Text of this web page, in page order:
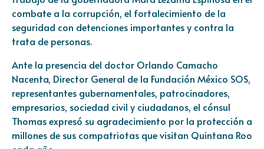
combate a la corrupción, el fortalecimiento de la
seguridad con detenciones importantes y contra la
trata de personas.
Ante la presencia del doctor Orlando Camacho
Nacenta, Director General de la Fundación México SOS,
representantes gubernamentales, patrocinadores,
empresarios, sociedad civil y ciudadanos, el cónsul
Thomas expresó su agradecimiento por la protección a
millones de sus compatriotas que visitan Quintana Roo